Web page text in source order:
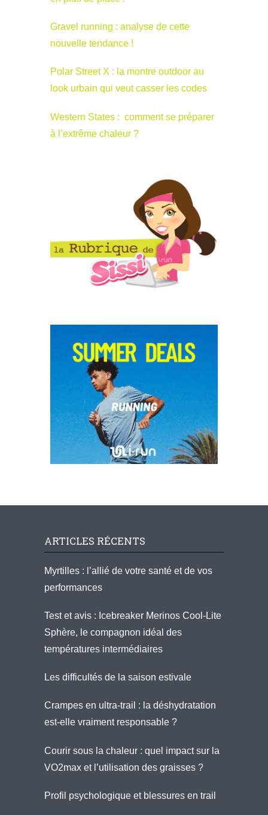
Gravel running : analyse de cette
nouvelle tendance !
Polar Street X : la montre outdoor au
look urbain qui veut casser les codes
Western States : comment se préparer
à l’extrême chaleur ?
ARTICLES RÉCENTS
Myrtilles : l’allié de votre santé et de vos
performances
Test et avis : Icebreaker Merinos Cool-Lite
Sphère, le compagnon idéal des
températures intermédiaires
Les difficultés de la saison estivale
Crampes en ultra-trail : la déshydratation
est-elle vraiment responsable ?
Courir sous la chaleur : quel impact sur la
VO2max et l’utilisation des graisses ?
Profil psychologique et blessures en trail